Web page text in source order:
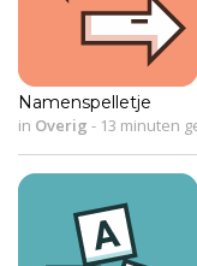
Namenspelletje
in Overig - 13 minuten